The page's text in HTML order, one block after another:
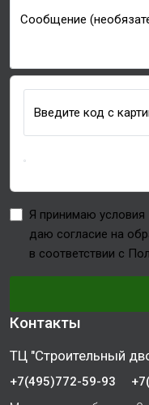
Сообщение
Введите код с
Я принимаю условия
даю согласие на
в соответствии с
Контакты
ТЦ "Строительный
+7(495)772-59-93